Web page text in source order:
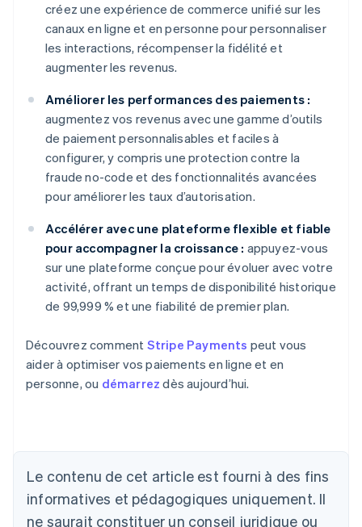
créez une expérience de commerce unifié sur les
canaux en ligne et en personne pour personnaliser
les interactions, récompenser la fidélité et
augmenter les revenus.
Améliorer les performances des paiements :
augmentez vos revenus avec une gamme d’outils
de paiement personnalisables et faciles à
configurer, y compris une protection contre la
fraude no-code et des fonctionnalités avancées
pour améliorer les taux d’autorisation.
Accélérer avec une plateforme flexible et fiable
pour accompagner la croissance : appuyez-vous
sur une plateforme conçue pour évoluer avec votre
activité, offrant un temps de disponibilité historique
de 99,999 % et une fiabilité de premier plan.
Découvrez comment Stripe Payments peut vous
aider à optimiser vos paiements en ligne et en
personne, ou démarrez dès aujourd’hui.
Le contenu de cet article est fourni à des fins
informatives et pédagogiques uniquement. Il
ne saurait constituer un conseil juridique ou
Allemagne
Deutsch
Australie